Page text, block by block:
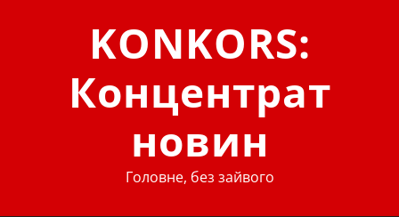
KONKORS:
Концентрат
новин
Головне, без зайвого